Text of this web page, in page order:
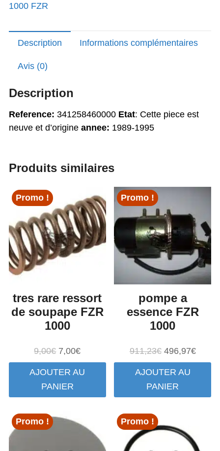
FZR
1000 FZR
Description Informations complémentaires
Avis (0)
Description
Reference: 341258460000 Etat: Cette piece est
neuve et d’origine annee: 1989-1995
Produits similaires
Promo !
tres rare ressort
de soupape FZR
1000
9,00€ Le
prix
initial
était :
7,00€Le
prix
actuel
AJOUTER AU
PANIER
Promo !
pompe a
essence FZR
1000
911,23€ Le
prix
initial
était :
496,97€Le
prix
AJOUTER AU
PANIER
Promo ! Promo !